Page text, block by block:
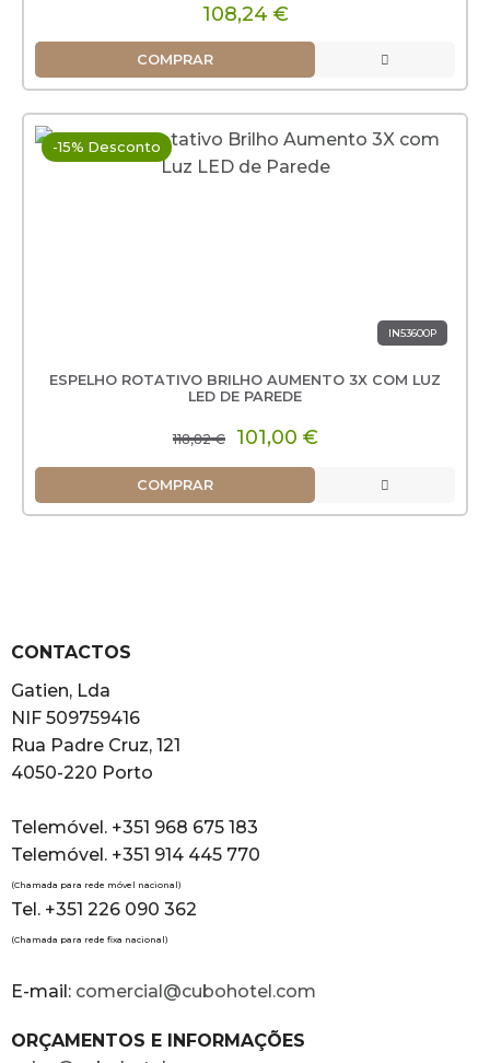
108,24 €
COMPRAR
-15% Desconto
IN53600P
ESPELHO ROTATIVO BRILHO AUMENTO 3X COM LUZ
LED DE PAREDE
118,82 € 101,00 €
COMPRAR
CONTACTOS
Gatien, Lda
NIF 509759416
Rua Padre Cruz, 121
4050-220 Porto
Telemóvel. +351 968 675 183
Telemóvel. +351 914 445 770
(Chamada para rede móvel nacional)
Tel. +351 226 090 362
(Chamada para rede fixa nacional)
E-mail: comercial@cubohotel.com
ORÇAMENTOS E INFORMAÇÕES